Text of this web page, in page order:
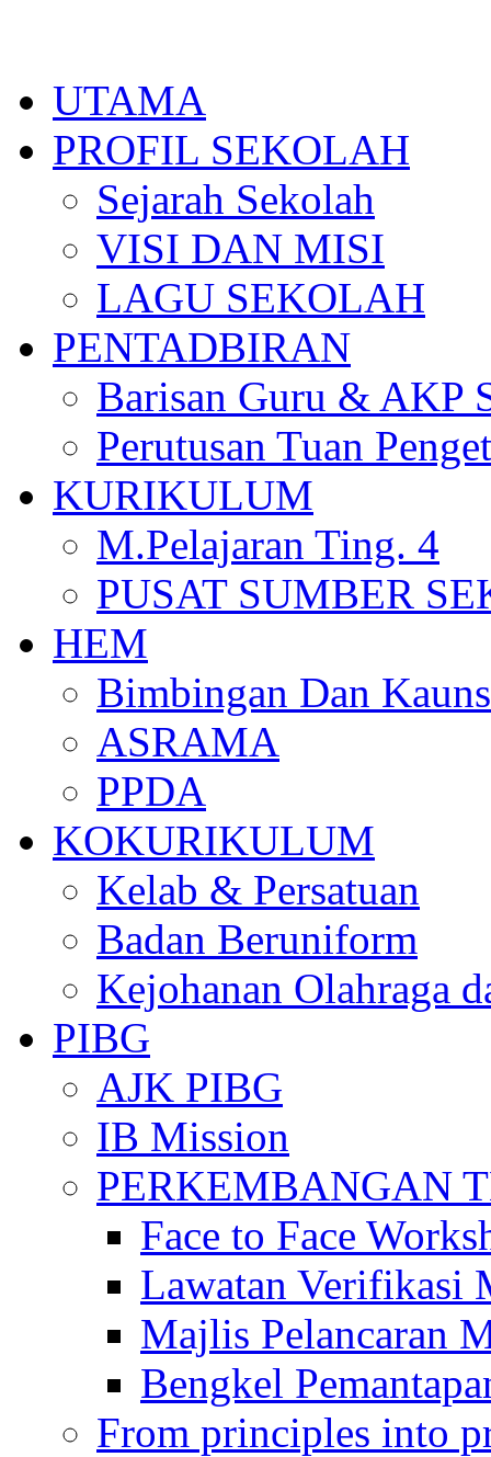
UTAMA
PROFIL SEKOLAH
Sejarah Sekolah
VISI DAN MISI
LAGU SEKOLAH
PENTADBIRAN
Barisan Guru & AKP
Perutusan Tuan
KURIKULUM
M.Pelajaran Ting. 4
PUSAT SUMBER
HEM
Bimbingan Dan
ASRAMA
PPDA
KOKURIKULUM
Kelab & Persatuan
Badan Beruniform
Kejohanan Olahraga
PIBG
AJK PIBG
IB Mission
PERKEMBANGAN
Face to Face
Lawatan Verifikasi
Majlis Pelancaran
Bengkel
From principles into